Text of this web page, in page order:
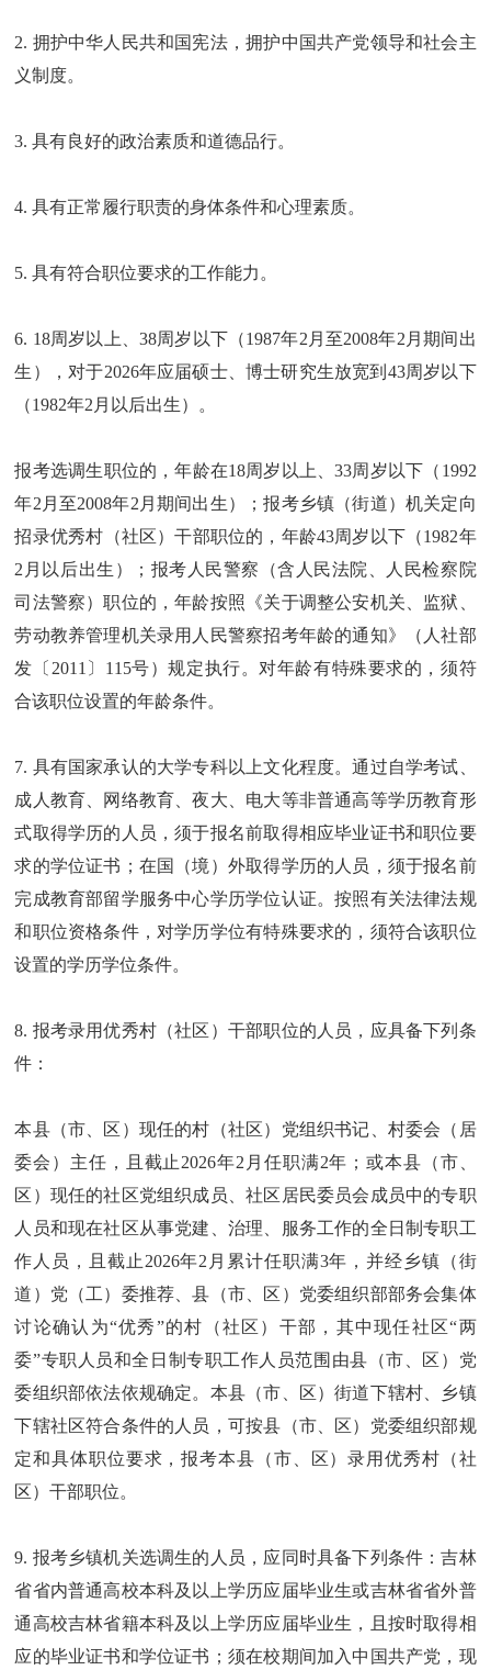
2. 拥护中华人民共和国宪法，拥护中国共产党领导和社会主
义制度。
3. 具有良好的政治素质和道德品行。
4. 具有正常履行职责的身体条件和心理素质。
5. 具有符合职位要求的工作能力。
6. 18周岁以上、38周岁以下（1987年2月至2008年2月期间出
生），对于2026年应届硕士、博士研究生放宽到43周岁以下
（1982年2月以后出生）。
报考选调生职位的，年龄在18周岁以上、33周岁以下（1992
年2月至2008年2月期间出生）；报考乡镇（街道）机关定向
招录优秀村（社区）干部职位的，年龄43周岁以下（1982年
2月以后出生）；报考人民警察（含人民法院、人民检察院
司法警察）职位的，年龄按照《关于调整公安机关、监狱、
劳动教养管理机关录用人民警察招考年龄的通知》（人社部
发〔2011〕115号）规定执行。对年龄有特殊要求的，须符
合该职位设置的年龄条件。
7. 具有国家承认的大学专科以上文化程度。通过自学考试、
成人教育、网络教育、夜大、电大等非普通高等学历教育形
式取得学历的人员，须于报名前取得相应毕业证书和职位要
求的学位证书；在国（境）外取得学历的人员，须于报名前
完成教育部留学服务中心学历学位认证。按照有关法律法规
和职位资格条件，对学历学位有特殊要求的，须符合该职位
设置的学历学位条件。
8. 报考录用优秀村（社区）干部职位的人员，应具备下列条
件：
本县（市、区）现任的村（社区）党组织书记、村委会（居
委会）主任，且截止2026年2月任职满2年；或本县（市、
区）现任的社区党组织成员、社区居民委员会成员中的专职
人员和现在社区从事党建、治理、服务工作的全日制专职工
作人员，且截止2026年2月累计任职满3年，并经乡镇（街
道）党（工）委推荐、县（市、区）党委组织部部务会集体
讨论确认为“优秀”的村（社区）干部，其中现任社区“两
委”专职人员和全日制专职工作人员范围由县（市、区）党
委组织部依法依规确定。本县（市、区）街道下辖村、乡镇
下辖社区符合条件的人员，可按县（市、区）党委组织部规
定和具体职位要求，报考本县（市、区）录用优秀村（社
区）干部职位。
9. 报考乡镇机关选调生的人员，应同时具备下列条件：吉林
省省内普通高校本科及以上学历应届毕业生或吉林省省外普
通高校吉林省籍本科及以上学历应届毕业生，且按时取得相
应的毕业证书和学位证书；须在校期间加入中国共产党，现